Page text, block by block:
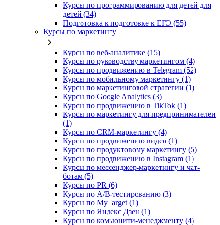
Курсы по программированию для детей для
детей (34)
Подготовка к подготовке к ЕГЭ (55)
Курсы по маркетингу
Курсы по веб-аналитике (15)
Курсы по руководству маркетингом (4)
Курсы по продвижению в Telegram (52)
Курсы по мобильному маркетингу (1)
Курсы по маркетинговой стратегии (1)
Курсы по Google Analytics (3)
Курсы по продвижению в TikTok (1)
Курсы по маркетингу для предпринимателей
(1)
Курсы по CRM-маркетингу (4)
Курсы по продвижению видео (1)
Курсы по продуктовому маркетингу (5)
Курсы по продвижению в Instagram (1)
Курсы по мессенджер-маркетингу и чат-
ботам (5)
Курсы по PR (6)
Курсы по A/B-тестированию (3)
Курсы по MyTarget (1)
Курсы по Яндекс Дзен (1)
Курсы по комьюнити-менеджменту (4)